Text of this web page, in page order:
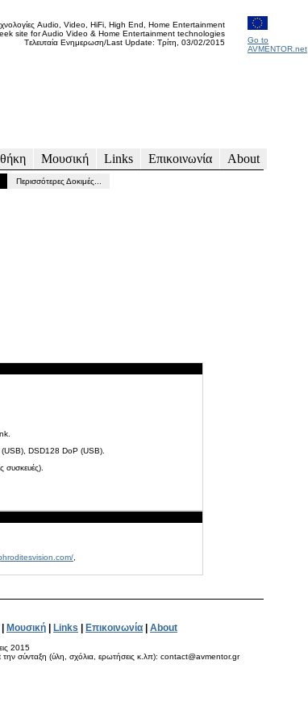
Audio, Video, HiFi, High End, Home Entertainment
site for Audio Video & Home Entertainment technologies
Tελευταία Ενημερωση/Last Update: Τρίτη, 03/02/2015
Go to
AVMENTOR.net
Μουσική Links Επικοινωνία About
Περισσότερες Δοκιμές...
DSD128 DoP (USB).
συσκευές).
| Μουσική | Links | Επικοινωνία | About
2015
σύνταξη (ύλη, σχόλια, ερωτήσεις κ.λπ): contact@avmentor.gr